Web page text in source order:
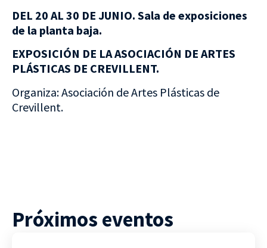
DEL 20 AL 30 DE JUNIO. Sala de exposiciones
de la planta baja.
EXPOSICIÓN DE LA ASOCIACIÓN DE ARTES
PLÁSTICAS DE CREVILLENT.
Organiza: Asociación de Artes Plásticas de
Crevillent.
Próximos eventos